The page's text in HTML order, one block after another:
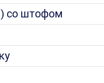
со штофом